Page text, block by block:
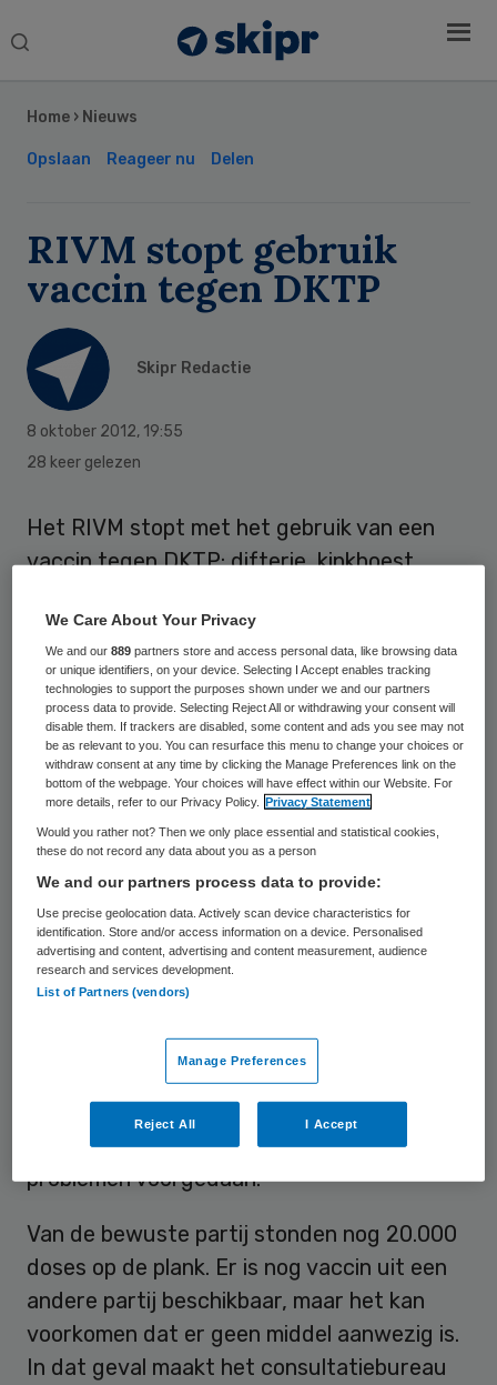
Search
Home › Nieuws
Opslaan Reageer nu Delen
RIVM stopt gebruik
vaccin tegen DKTP
Skipr Redactie
8 oktober 2012, 19:55
28 keer gelezen
Het RIVM stopt met het gebruik van een
vaccin tegen DKTP: difterie, kinkhoest,
Rijksinstituut voor Volksgezondheid en
Milieu maandag.
Volgens de producent van het vaccin was
de ruimte waar het middel werd gemaakt,
niet steriel. “Er is geen enkele reden om aan
te nemen dat het vaccin problemen
veroorzaakt voor de gezondheid van al
gevaccineerde kinderen”, aldus het RIVM,
“Dit is echt uit voorzorg.”
Vaccin
Vaccin uit deze partij is in Nederland de
afgelopen maanden zo’n 50.000 keer
toegediend, bij kinderen van ongeveer 4
jaar oud. Daarbij hebben zich geen
problemen voorgedaan.
Van de bewuste partij stonden nog 20.000
doses op de plank. Er is nog vaccin uit een
andere partij beschikbaar, maar het kan
voorkomen dat er geen middel aanwezig is.
In dat geval maakt het consultatiebureau
Sidebar
We Care About Your Privacy
We and our889 partners store and access personal data, like browsing data
or unique identifiers, on your device. Selecting I Accept enables tracking
technologies to support the purposes shown under we and our partners
process data to provide. Selecting Reject All or withdrawing your consent will
disable them. If trackers are disabled, some content and ads you see may not
be as relevant to you. You can resurface this menu to change your choices or
withdraw consent at any time by clicking the Manage Preferences link on the
bottom of the webpage. Your choices will have effect within our Website. For
more details, refer to our Privacy Policy.
Privacy Statement
Would you rather not? Then we only place essential and statistical cookies,
these do not record any data about you as a person
We and our partners process data to provide:
Use precise geolocation data. Actively scan device characteristics for
identification. Store and/or access information on a device. Personalised
advertising and content, advertising and content measurement, audience
research and services development.
List of Partners (vendors)
Manage Preferences
Reject All I Accept